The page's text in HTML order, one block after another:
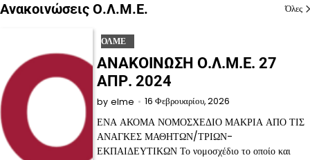
Ανακοινώσεις Ο.Λ.Μ.Ε. Όλες
ΟΛΜΕ
ΑΝΑΚΟΙΝΩΣΗ Ο.Λ.Μ.Ε. 27
ΑΠΡ. 2024
by elme 16 Φεβρουαρίου, 2026
ΕΝΑ ΑΚΟΜΑ ΝΟΜΟΣΧΕΔΙΟ ΜΑΚΡΙΑ ΑΠΟ ΤΙΣ
ΑΝΑΓΚΕΣ ΜΑΘΗΤΩΝ/ΤΡΙΩΝ-
ΕΚΠΑΙΔΕΥΤΙΚΩΝ Το νομοσχέδιο το οποίο και